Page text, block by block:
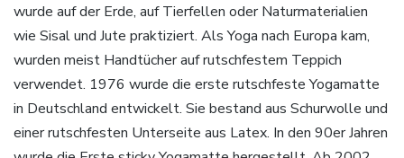
wurde auf der Erde, auf Tierfellen oder Naturmaterialien
wie Sisal und Jute praktiziert. Als Yoga nach Europa kam,
wurden meist Handtücher auf rutschfestem Teppich
verwendet. 1976 wurde die erste rutschfeste Yogamatte
in Deutschland entwickelt. Sie bestand aus Schurwolle und
einer rutschfesten Unterseite aus Latex. In den 90er Jahren